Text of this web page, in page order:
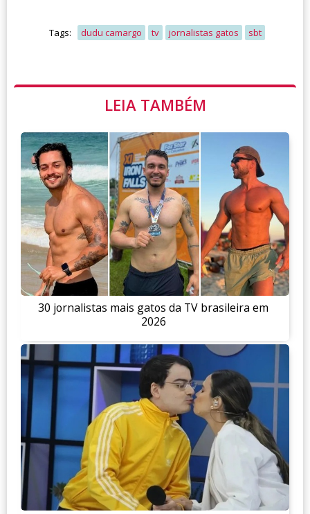
Tags: dudu camargo tv jornalistas gatos sbt
LEIA TAMBÉM
30 jornalistas mais gatos da TV brasileira em
2026